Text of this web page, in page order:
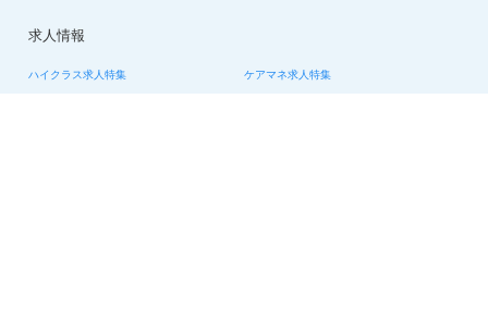
求人情報
ハイクラス求人特集 ケアマネ求人特集